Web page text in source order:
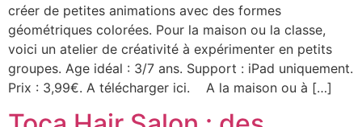
créer de petites animations avec des formes
géométriques colorées. Pour la maison ou la classe,
voici un atelier de créativité à expérimenter en petits
groupes. Age idéal : 3/7 ans. Support : iPad uniquement.
Prix : 3,99€. A télécharger ici. A la maison ou à […]